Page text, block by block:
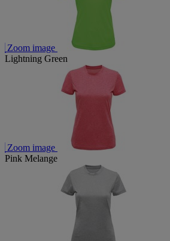
Zoom image
Lightning Green
Zoom image
Pink Melange